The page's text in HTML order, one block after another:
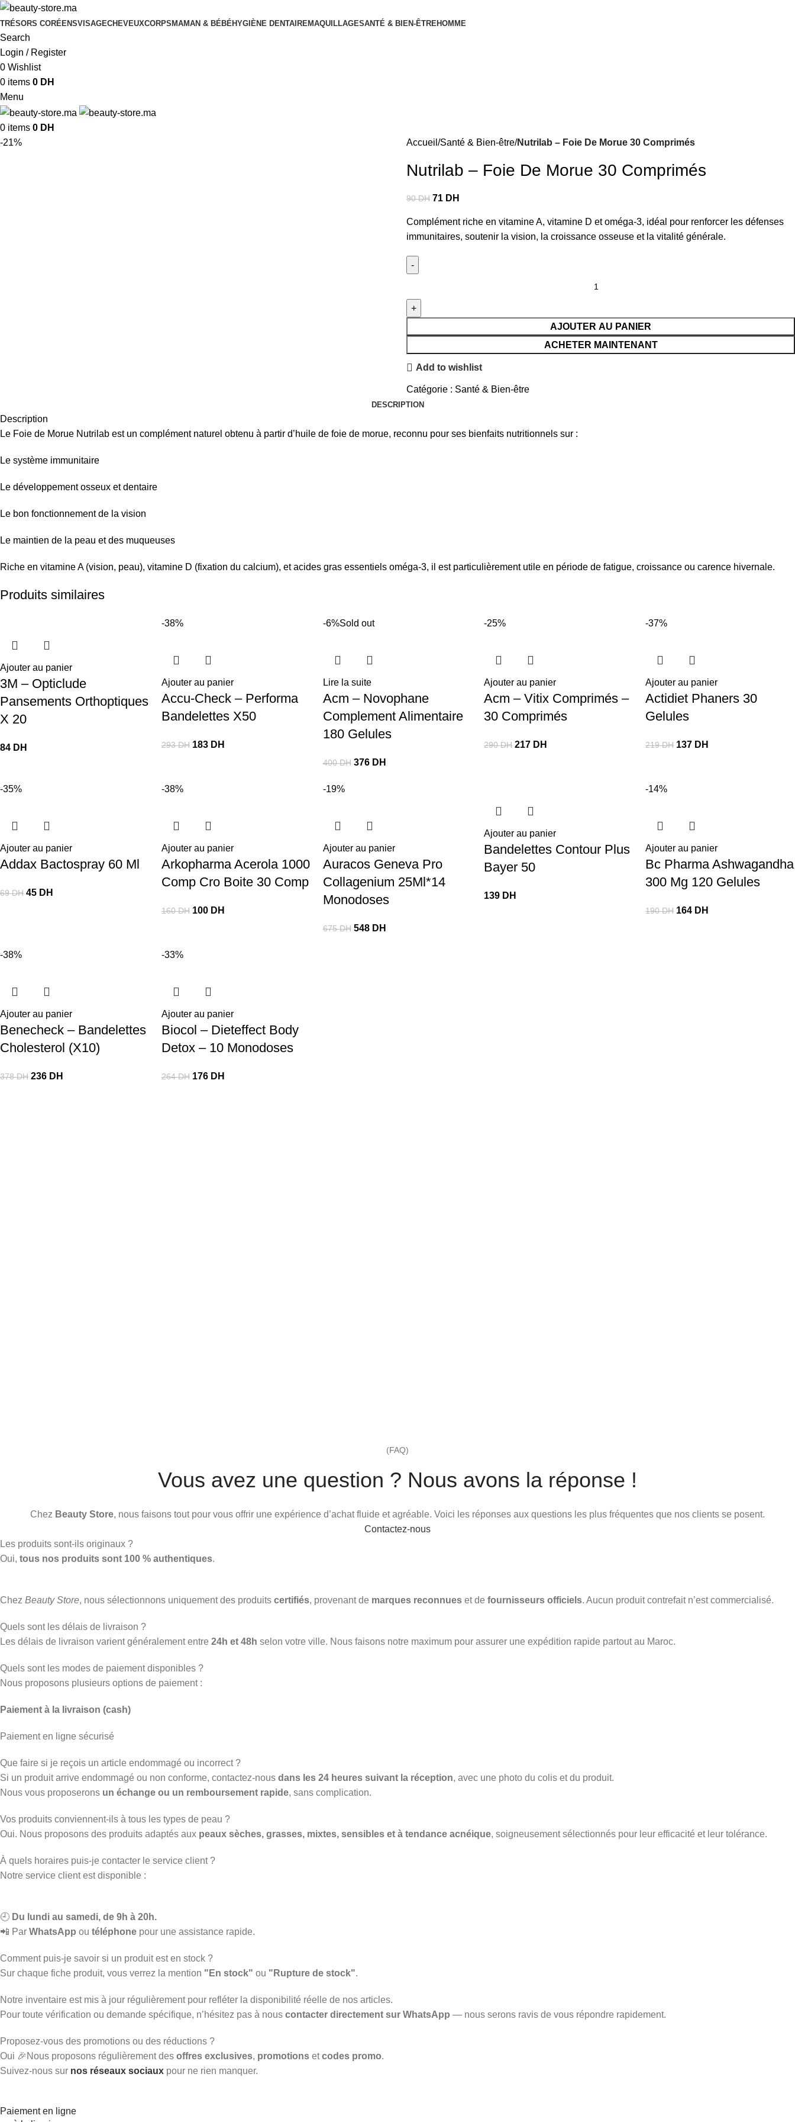
TRÉSORS CORÉENSVISAGECHEVEUXCORPS MAMAN & BÉBÉHYGIÈNE DENTAIREMAQUILLAGESANTÉ & BIEN-ÊTREHOMME
Search
Login / Register
0 Wishlist
0 items 0 DH
Menu
0 items 0 DH
-21%
Accueil Santé & Bien-être Nutrilab – Foie De Morue 30 Comprimés
Nutrilab – Foie De Morue 30 Comprimés
90DH 71 DH
Complément riche en vitamine A, vitamine D et oméga-3, idéal pour renforcer les défenses
immunitaires, soutenir la vision, la croissance osseuse et la vitalité générale.
AJOUTER AU PANIER
ACHETER MAINTENANT
Add to wishlist
Catégorie : Santé & Bien-être
DESCRIPTION
Description
Le Foie de Morue Nutrilab est un complément naturel obtenu à partir d’huile de foie de morue, reconnu pour ses bienfaits nutritionnels sur :
Le système immunitaire
Le développement osseux et dentaire
Le bon fonctionnement de la vision
Le maintien de la peau et des muqueuses
Riche en vitamine A (vision, peau), vitamine D (fixation du calcium), et acides gras essentiels oméga-3, il est particulièrement utile en période de fatigue, croissance ou carence hivernale.
Produits similaires
Ajouter au panier
3M – Opticlude
Pansements Orthoptiques
X 20
84 DH
-38%
Ajouter au panier
Accu-Check – Performa
Bandelettes X50
293DH 183 DH
-6%Sold out
Lire la suite
Acm – Novophane
Complement Alimentaire
180 Gelules
400DH 376 DH
-25%
Ajouter au panier
Acm – Vitix Comprimés –
30 Comprimés
290DH 217 DH
-37%
Ajouter au panier
Actidiet Phaners 30
Gelules
219DH 137 DH
-35%
Ajouter au panier
Addax Bactospray 60 Ml
69DH 45 DH
-38%
Ajouter au panier
Arkopharma Acerola 1000
Comp Cro Boite 30 Comp
160DH 100 DH
-19%
Ajouter au panier
Auracos Geneva Pro
Collagenium 25Ml*14
Monodoses
675DH 548 DH
Ajouter au panier
Bandelettes Contour Plus
Bayer 50
139 DH
-14%
Ajouter au panier
Bc Pharma Ashwagandha
300 Mg 120 Gelules
190DH 164 DH
-38%
Ajouter au panier
Benecheck – Bandelettes
Cholesterol (X10)
378DH 236 DH
-33%
Ajouter au panier
Biocol – Dieteffect Body
Detox – 10 Monodoses
264DH 176 DH
(FAQ)
Vous avez une question ? Nous avons la réponse !
Chez Beauty Store, nous faisons tout pour vous offrir une expérience d’achat fluide et agréable. Voici les réponses aux questions les plus fréquentes que nos clients se posent.
Contactez-nous
Les produits sont-ils originaux ?
Oui, tous nos produits sont 100 % authentiques.
Chez Beauty Store, nous sélectionnons uniquement des produits certifiés, provenant de marques reconnues et de fournisseurs officiels. Aucun produit contrefait n’est commercialisé.
Quels sont les délais de livraison ?
Les délais de livraison varient généralement entre 24h et 48h selon votre ville. Nous faisons notre maximum pour assurer une expédition rapide partout au Maroc.
Quels sont les modes de paiement disponibles ?
Nous proposons plusieurs options de paiement :
Paiement à la livraison (cash)
Paiement en ligne sécurisé
Que faire si je reçois un article endommagé ou incorrect ?
Si un produit arrive endommagé ou non conforme, contactez-nous dans les 24 heures suivant la réception, avec une photo du colis et du produit.
Nous vous proposerons un échange ou un remboursement rapide, sans complication.
Vos produits conviennent-ils à tous les types de peau ?
Oui. Nous proposons des produits adaptés aux peaux sèches, grasses, mixtes, sensibles et à tendance acnéique, soigneusement sélectionnés pour leur efficacité et leur tolérance.
À quels horaires puis-je contacter le service client ?
Notre service client est disponible :
🕘 Du lundi au samedi, de 9h à 20h.
📲 Par WhatsApp ou téléphone pour une assistance rapide.
Comment puis-je savoir si un produit est en stock ?
Sur chaque fiche produit, vous verrez la mention "En stock" ou "Rupture de stock".
Notre inventaire est mis à jour régulièrement pour refléter la disponibilité réelle de nos articles.
Pour toute vérification ou demande spécifique, n’hésitez pas à nous contacter directement sur WhatsApp — nous serons ravis de vous répondre rapidement.
Proposez-vous des promotions ou des réductions ?
Oui 🎉Nous proposons régulièrement des offres exclusives, promotions etcodes promo.
Suivez-nous sur nos réseaux sociaux pour ne rien manquer.
Paiement en ligne